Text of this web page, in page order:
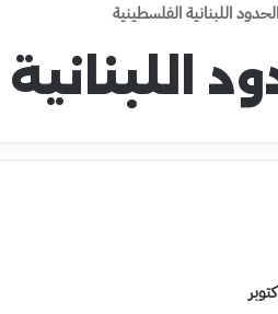
الحدود اللبنانية الفلسطينية